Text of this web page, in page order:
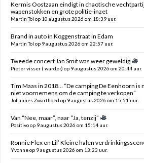
Kermis Oostzaan eindigt in chaotische
wapenstokken en grote politie-inzet
Martin Tol op 10 augustus 2026 om 18:39 uur.
Brand in auto in Koggenstraat in Edam
Martin Tol op 9 augustus 2026 om 22:57 uur.
Tweede concert Jan Smit was weer geweldig
Pieter visser ( warder) op 9 augustus 2026 om 20:44 uur.
Tim Maas in 2018… “De camping De Eenhoorn is
niet voornemens om de camping te verkopen”
Johannes Zwarthoed op 9 augustus 2026 om 15:51 uur.
Van “Nee, maar”, naar “Ja, tenzij”
Positivo op 9 augustus 2026 om 15:14 uur.
Ronnie Flex en Lil’ Kleine halen
Yvonne op 9 augustus 2026 om 13:23 uur.